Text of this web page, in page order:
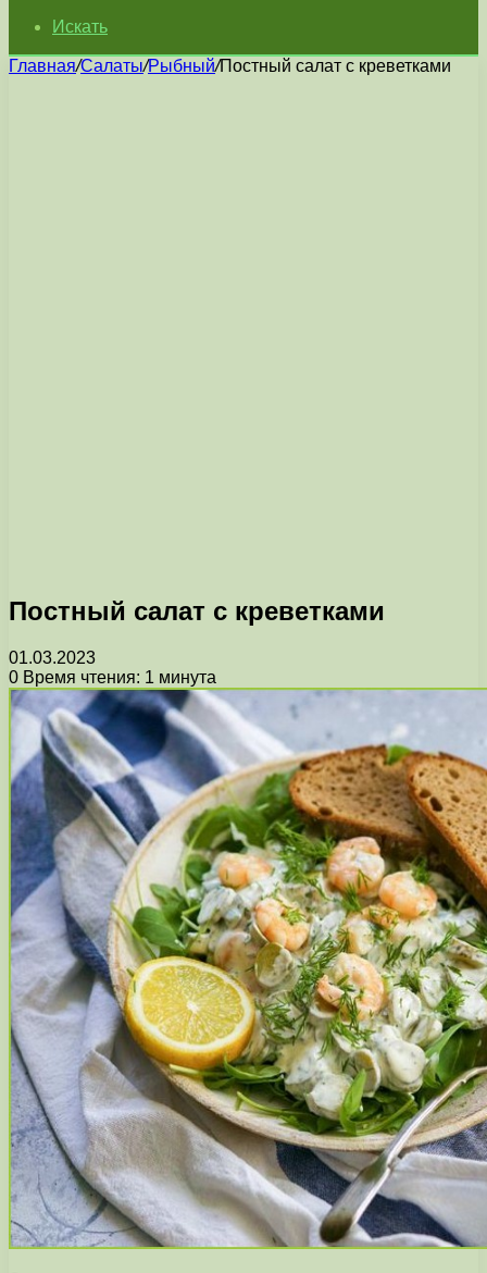
Искать
Главная/Салаты/Рыбный/Постный салат с креветками
Постный салат с креветками
01.03.2023
0 Время чтения: 1 минута